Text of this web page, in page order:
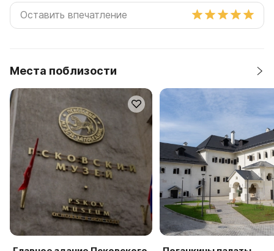
Места поблизости